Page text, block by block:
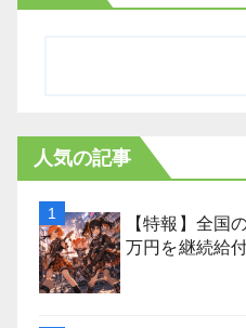
人気の記事
【特報】全国
万円を継続給